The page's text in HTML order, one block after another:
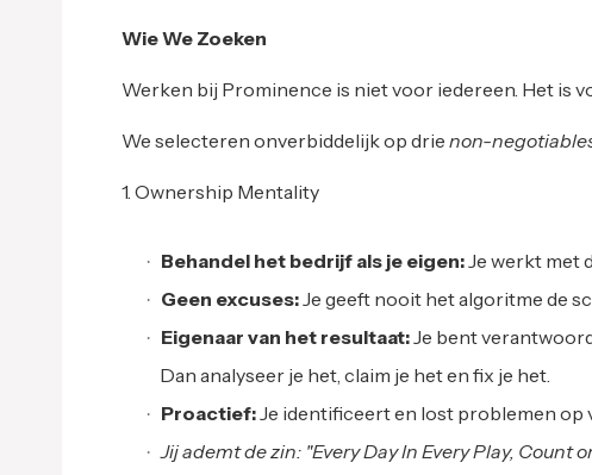
Wie We Zoeken
Werken bij Prominence is niet voor iedereen. Het is
We selecteren onverbiddelijk op drie non-
1. Ownership Mentality
Behandel het bedrijf als je eigen:Je werkt met
Geen excuses:Je geeft nooit het algoritme de
Eigenaar van het resultaat:Je bent
Dan analyseer je het, claim je het en fix je het.
Proactief:Je identificeert en lost problemen op
Jij ademt de zin: "Every Day In Every Play, Count